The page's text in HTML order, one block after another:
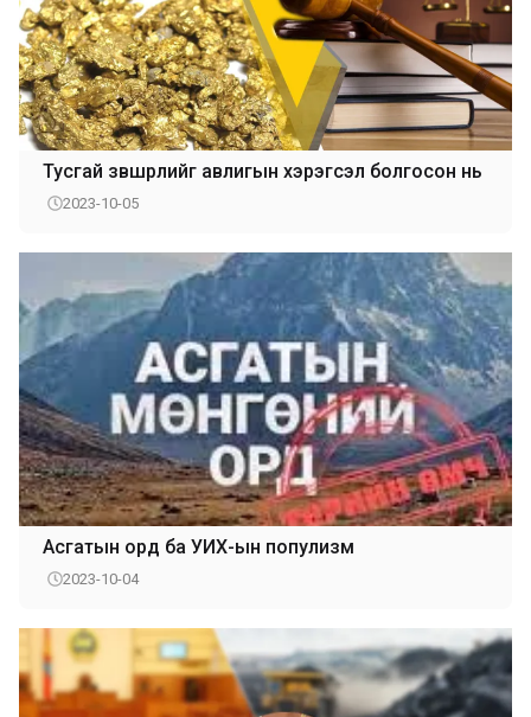
Тусгай зөвшөөрлийг авлигын хэрэгсэл болгосон нь
2023-10-05
Асгатын орд ба УИХ-ын популизм
2023-10-04